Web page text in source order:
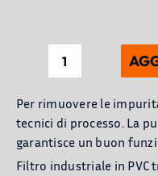
Filtro
Y
in
PVC
trasparente
Per rimuovere le
tecnici di processo. La
garantisce un buon
Filtro industriale in PVC